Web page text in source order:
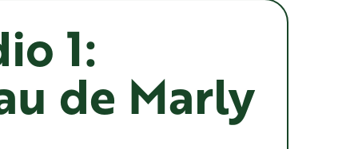
1:
de Marly